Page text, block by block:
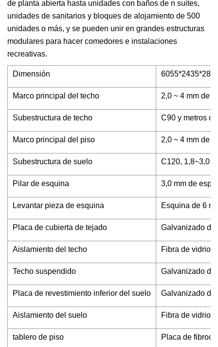
de planta abierta hasta unidades con baños de n suites,
unidades de sanitarios y bloques de alojamiento de 500
unidades o más, y se pueden unir en grandes estructuras
modulares para hacer comedores e instalaciones
recreativas.
Dimensión
Marco principal del techo 2,0 ~ 4 mm de
Subestructura de techo C90 y metros
Marco principal del piso 2,0 ~ 4 mm de
Subestructura de suelo C120, 1,8~3,0
Pilar de esquina 3,0 mm de
Levantar pieza de esquina Esquina de 6
Placa de cubierta de tejado Galvanizado de
Aislamiento del techo Fibra de vidrio
Techo suspendido Galvanizado de
Placa de revestimiento inferior del suelo Galvanizado de
Aislamiento del suelo Fibra de vidrio
tablero de piso Placa de